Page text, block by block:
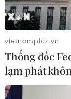
Techcom Life
cho bài toán
người Việt
06/08/2026 03:40
Kim ngạch xuất
tỷ USD, Hàn
vietnamplus.vn
Thống đốc
lạm phát